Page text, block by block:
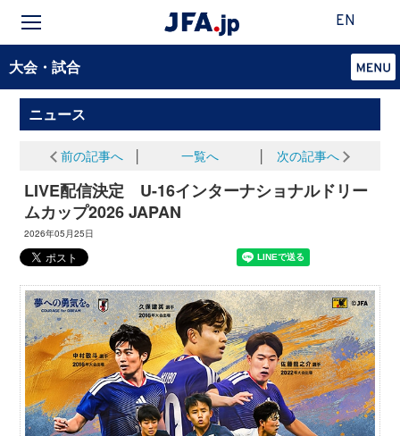
EN
大会・試合
ニュース
前の記事へ 一覧へ 次の記事へ
LIVE配信決定 U-16インターナショナルドリー
ムカップ2026 JAPAN
2026年05月25日